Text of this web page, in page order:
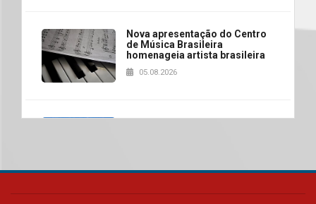
Nova apresentação do Centro
de Música Brasileira
homenageia artista brasileira
05.08.2026